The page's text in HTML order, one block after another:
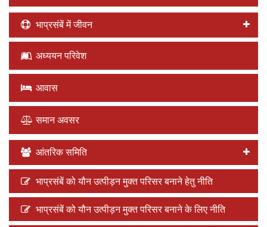
भाप्रसंबें में जीवन
अध्ययन परिवेश
आवास
समान अवसर
आंतरिक समिति
भाप्रसंबें को यौन उत्पीड़न मुक्त परिसर बनाने हेतु नीति
भाप्रसंबें को यौन उत्पीड़न मुक्त परिसर बनाने के लिए नीति